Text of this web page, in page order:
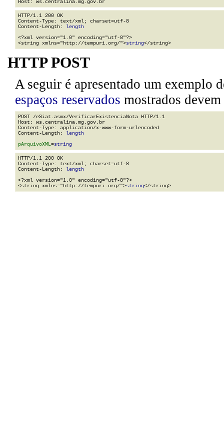
HTTP/1.1 200 OK
Content-Type: text/xml; charset=utf-8
Content-Length: length
<?xml version="1.0" encoding="utf-8"?>
<string xmlns="http://tempuri.org/">string</string>
HTTP POST
A seguir é apresentado um exemplo
espaços reservados mostrados
POST /eSiat.asmx/VerificarExistenciaNota HTTP/1.1
Host: ws.centralina.mg.gov.br
Content-Type: application/x-www-form-urlencoded
Content-Length: length
pArquivoXML=string
HTTP/1.1 200 OK
Content-Type: text/xml; charset=utf-8
Content-Length: length
<?xml version="1.0" encoding="utf-8"?>
<string xmlns="http://tempuri.org/">string</string>